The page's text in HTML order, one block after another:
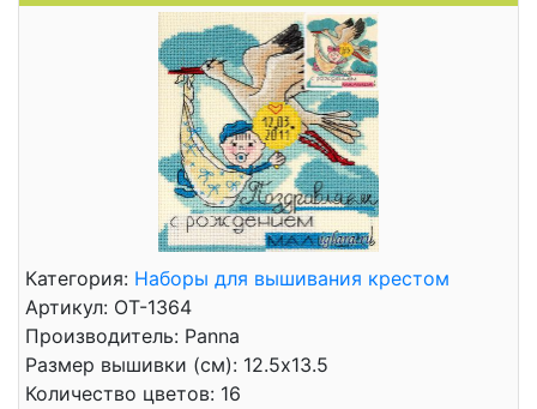
Категория: Наборы для вышивания крестом
Артикул: ОТ-1364
Производитель: Panna
Размер вышивки (см): 12.5x13.5
Количество цветов: 16